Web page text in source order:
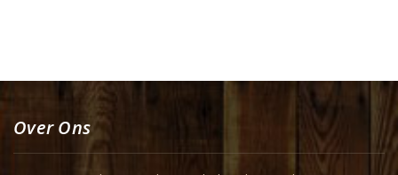
Over Ons